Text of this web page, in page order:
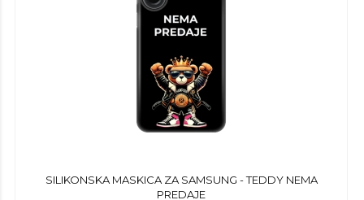
SILIKONSKA MASKICA ZA SAMSUNG - TEDDY NEMA
PREDAJE